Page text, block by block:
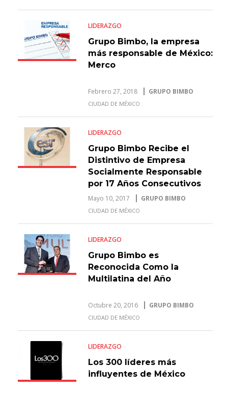
LIDERAZGO
Grupo Bimbo, la empresa
más responsable de México:
Merco
Febrero 27, 2018 GRUPO BIMBO
CIUDAD DE MÉXICO
LIDERAZGO
Grupo Bimbo Recibe el
Distintivo de Empresa
Socialmente Responsable
por 17 Años Consecutivos
Mayo 10, 2017 GRUPO BIMBO
CIUDAD DE MÉXICO
LIDERAZGO
Grupo Bimbo es
Reconocida Como la
Multilatina del Año
Octubre 20, 2016 GRUPO BIMBO
CIUDAD DE MÉXICO
LIDERAZGO
Los 300 líderes más
influyentes de México